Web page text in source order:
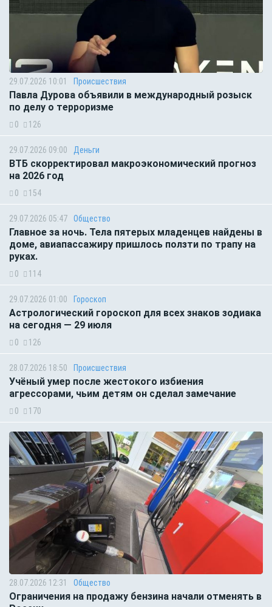
29.07.2026 10:01 Происшествия
Павла Дурова объявили в международный розыск
по делу о терроризме
0 126
29.07.2026 09:00 Деньги
ВТБ скорректировал макроэкономический прогноз
на 2026 год
0 154
29.07.2026 05:47 Общество
Главное за ночь. Тела пятерых младенцев найдены в
доме, авиапассажиру пришлось ползти по трапу на
руках.
0 114
29.07.2026 01:00 Гороскоп
Астрологический гороскоп для всех знаков зодиака
на сегодня — 29 июля
0 126
28.07.2026 18:50 Происшествия
Учёный умер после жестокого избиения
агрессорами, чьим детям он сделал замечание
0 170
28.07.2026 12:31 Общество
Ограничения на продажу бензина начали отменять в